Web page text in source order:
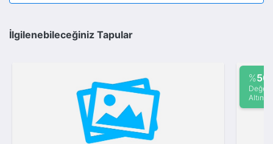
İlgilenebileceğiniz Tapular
%50
Altında